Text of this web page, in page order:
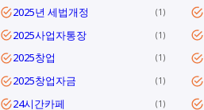
2025년 세법개정 1
2025사업자통장 1
2025창업 1
2025창업자금 1
24시간카페 1